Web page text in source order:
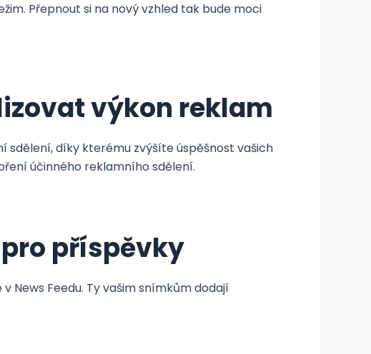
Přepnout si na nový vzhled tak bude moci
výkon reklam
sdělení, díky kterému zvýšíte úspěšnost vašich
účinného reklamního sdělení.
příspěvky
News Feedu. Ty vašim snímkům dodají